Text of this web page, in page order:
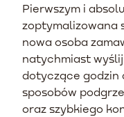
Pierwszym i
zoptymalizowana
nowa osoba
natychmiast
dotyczące godzin
sposobów
oraz szybkiego